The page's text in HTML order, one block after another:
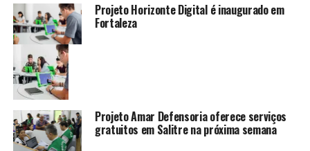
Projeto Horizonte Digital é inaugurado em
Fortaleza
Projeto Amar Defensoria oferece serviços
gratuitos em Salitre na próxima semana